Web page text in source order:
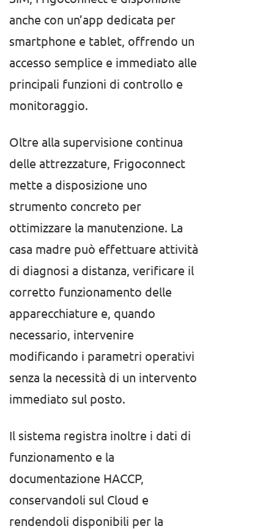
anche con un’app dedicata per
smartphone e tablet, offrendo un
accesso semplice e immediato alle
principali funzioni di controllo e
monitoraggio.
Oltre alla supervisione continua
delle attrezzature, Frigoconnect
mette a disposizione uno
strumento concreto per
ottimizzare la manutenzione. La
casa madre può effettuare attività
di diagnosi a distanza, verificare il
corretto funzionamento delle
apparecchiature e, quando
necessario, intervenire
modificando i parametri operativi
senza la necessità di un intervento
immediato sul posto.
Il sistema registra inoltre i dati di
funzionamento e la
documentazione HACCP,
conservandoli sul Cloud e
rendendoli disponibili per la